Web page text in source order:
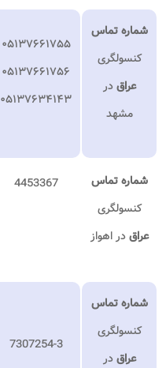
شماره تماس
کنسولگری
عراقدر
مشهد
۰۵۱۳۷۶۶۱۷۵۵
۰۵۱۳۷۶۶۱۷۵۶
۰۵۱۳۷۶۳۴۱۴۳
شماره تماس
کنسولگری
عراقدر اهواز
4453367
شماره تماس
کنسولگری
عراقدر
7307254-3